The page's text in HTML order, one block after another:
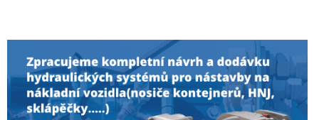
c
í
p
r
v
k